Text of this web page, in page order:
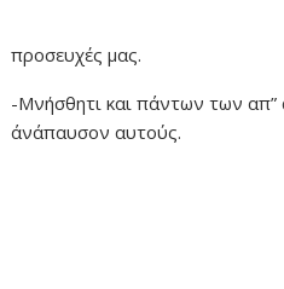
προσευχές μας.
-Μνήσθητι και πάντων των απ”
άνάπαυσον αυτούς.